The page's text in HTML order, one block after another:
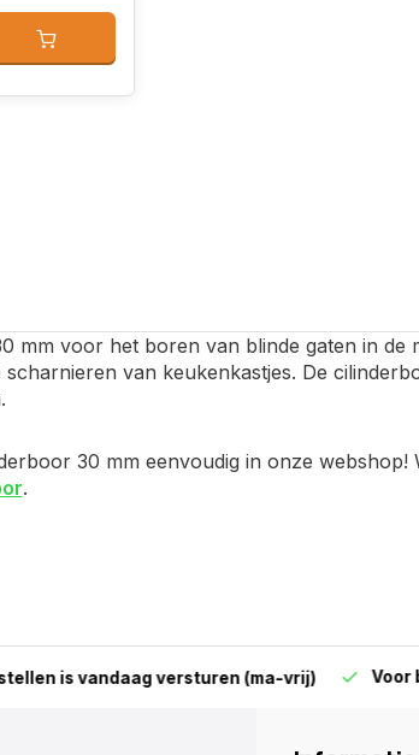
mm voor het boren van blinde gaten in
scharnieren van keukenkastjes. De
30 mm eenvoudig in onze
.
is vandaag versturen (ma-vrij) Voor